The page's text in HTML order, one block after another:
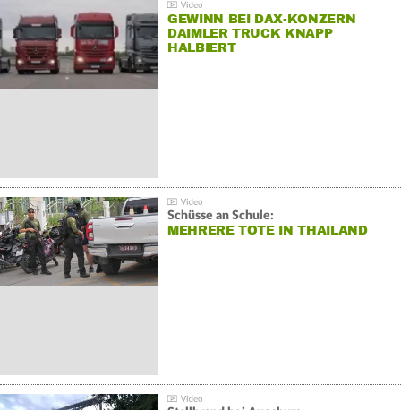
GEWINN BEI DAX-KONZERN
DAIMLER TRUCK KNAPP
HALBIERT
Schüsse an Schule:
MEHRERE TOTE IN THAILAND